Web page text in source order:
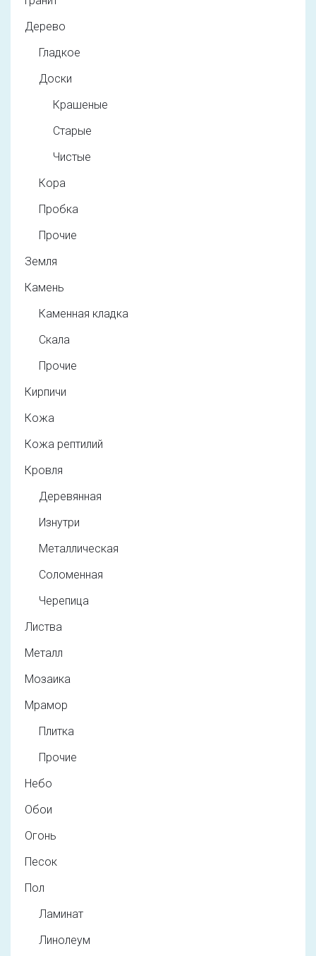
Дерево
Гладкое
Доски
Крашеные
Старые
Чистые
Кора
Пробка
Прочие
Земля
Камень
Каменная кладка
Скала
Прочие
Кирпичи
Кожа
Кожа рептилий
Кровля
Деревянная
Изнутри
Металлическая
Соломенная
Черепица
Листва
Металл
Мозаика
Мрамор
Плитка
Прочие
Небо
Обои
Огонь
Песок
Пол
Ламинат
Линолеум